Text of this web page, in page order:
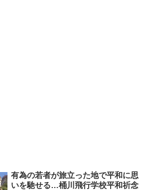
有為の若者が旅立った地で平和に思
いを馳せる…桶川飛行学校平和祈念